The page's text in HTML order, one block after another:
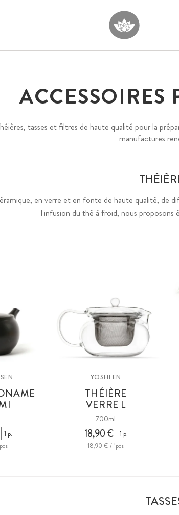
ACCESSOIRES
tasses et filtres de haute qualité pour la
manufactures
en verre et en fonte de haute qualité, de
l'infusion du thé à froid, nous proposons
1 p.
YOSHI EN
THÉIÈRE
VERRE L
700ml
18,90 €
1 p.
18,90 € / 1pcs